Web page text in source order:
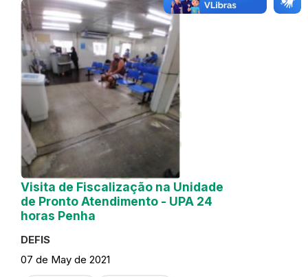
Visita de Fiscalização na Unidade
de Pronto Atendimento - UPA 24
horas Penha
DEFIS
07 de May de 2021